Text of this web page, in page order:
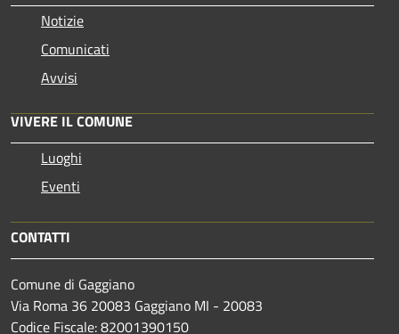
Notizie
Comunicati
Avvisi
VIVERE IL COMUNE
Luoghi
Eventi
CONTATTI
Comune di Gaggiano
Via Roma 36 20083 Gaggiano MI - 20083
Codice Fiscale: 82001390150